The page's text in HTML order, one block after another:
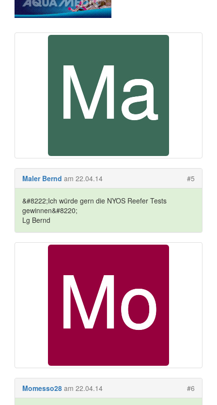
Maler Bernd am 22.04.14 #5
&#8222;Ich würde gern die NYOS Reefer Tests
gewinnen&#8220;
Lg Bernd
Momesso28 am 22.04.14 #6